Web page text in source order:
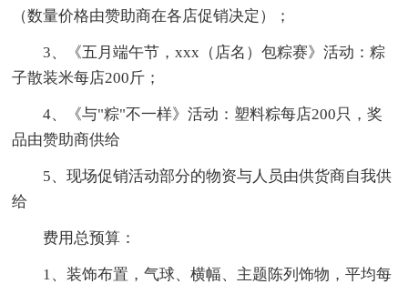
（数量价格由赞助商在各店促销决定）；
3、《五月端午节，xxx（店名）包粽赛》活动：粽
子散装米每店200斤；
4、《与"粽"不一样》活动：塑料粽每店200只，奖
品由赞助商供给
5、现场促销活动部分的物资与人员由供货商自我供
给
费用总预算：
1、装饰布置，气球、横幅、主题陈列饰物，平均每